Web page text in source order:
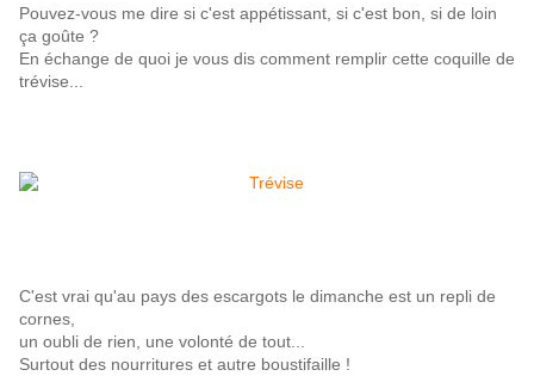
Pouvez-vous me dire si c'est appétissant, si c'est bon, si de loin
ça goûte ?
En échange de quoi je vous dis comment remplir cette coquille de
trévise...
C'est vrai qu'au pays des escargots le dimanche est un repli de
cornes,
un oubli de rien, une volonté de tout...
Surtout des nourritures et autre boustifaille !